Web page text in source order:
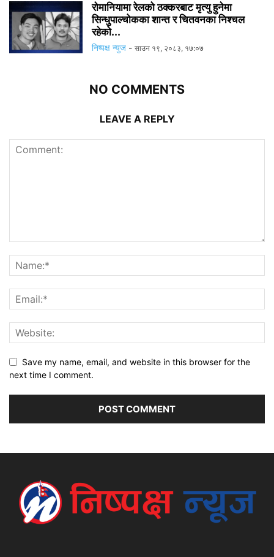
रोमानियामा रेलको ठक्करबाट मृत्यु हुनेमा
सिन्धुपाल्चोकका शान्त र चितवनका निश्चल
रहेको...
निष्पक्ष न्युज - साउन १९, २०८३, १७:०७
NO COMMENTS
LEAVE A REPLY
Save my name, email, and website in this browser for the
next time I comment.